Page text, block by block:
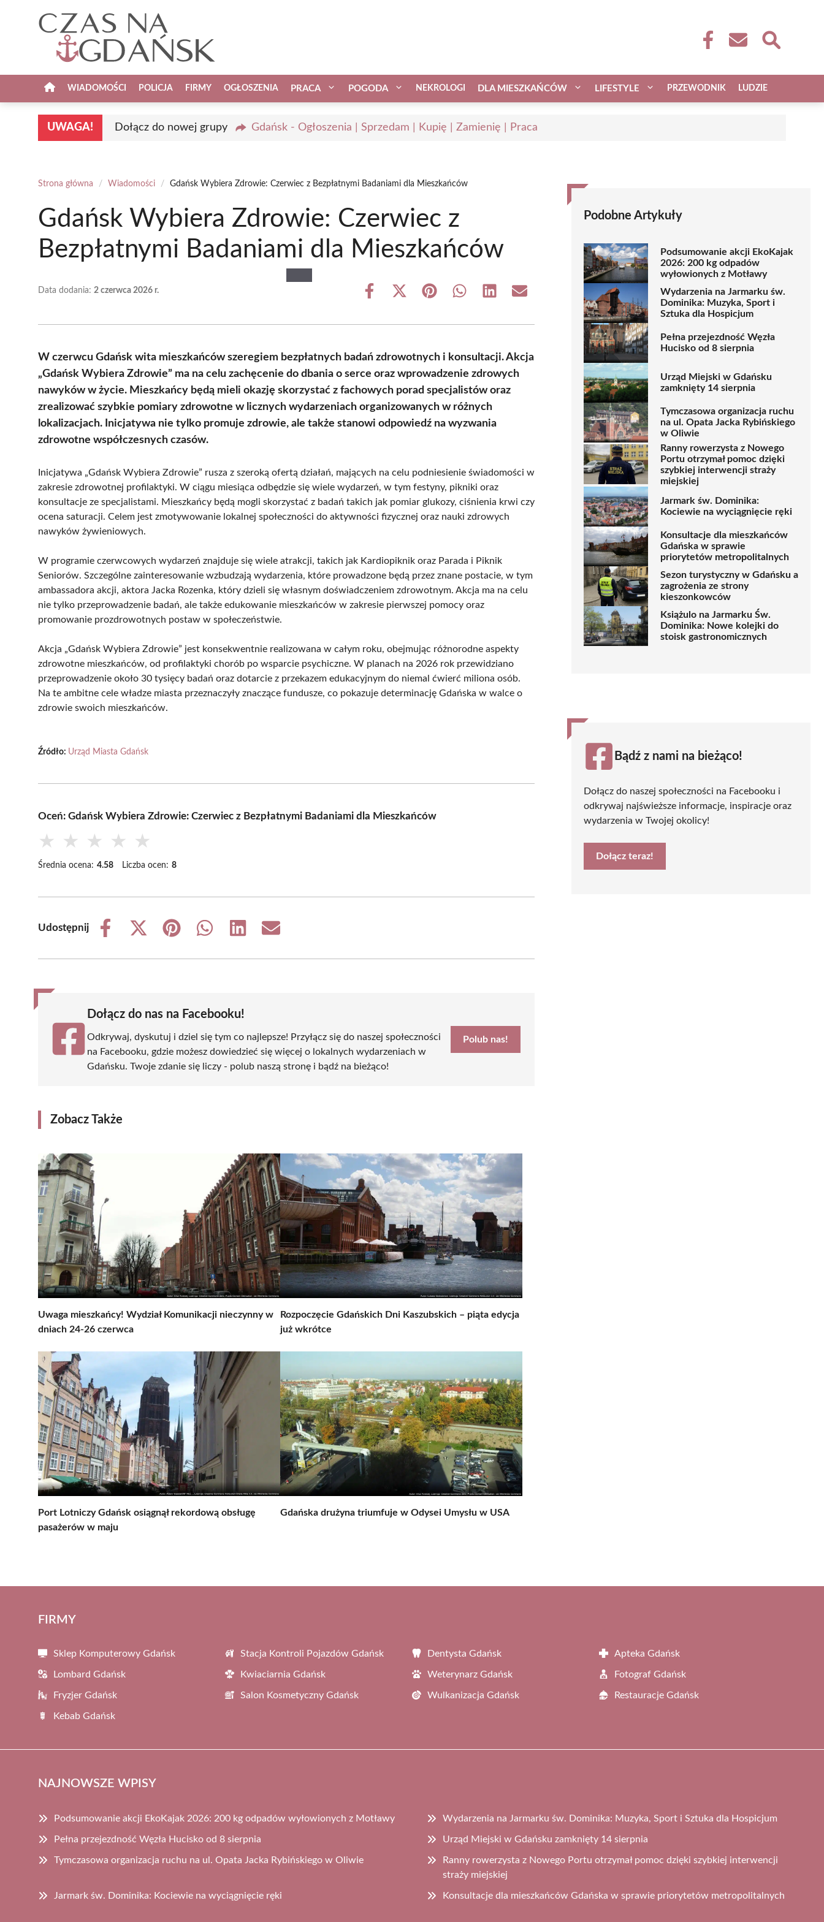
WIADOMOŚCI POLICJA FIRMY OGŁOSZENIA PRACA POGODA NEKROLOGI DLA MIESZKAŃCÓW LIFESTYLE PRZEWODNIK LUDZIE
UWAGA! Dołącz do nowej grupy Gdańsk - Ogłoszenia | Sprzedam | Kupię | Zamienię | Praca
Strona główna / Wiadomości / Gdańsk Wybiera Zdrowie: Czerwiec z Bezpłatnymi Badaniami dla Mieszkańców
Gdańsk Wybiera Zdrowie: Czerwiec z
Bezpłatnymi Badaniami dla Mieszkańców
Data dodania: 2 czerwca 2026 r.
Share
Share
(Twitter)
Share Share Share Share
W czerwcu Gdańsk wita mieszkańców szeregiem bezpłatnych badań zdrowotnych i konsultacji. Akcja
„Gdańsk Wybiera Zdrowie” ma na celu zachęcenie do dbania o serce oraz wprowadzenie zdrowych
nawyków w życie. Mieszkańcy będą mieli okazję skorzystać z fachowych porad specjalistów oraz
zrealizować szybkie pomiary zdrowotne w licznych wydarzeniach organizowanych w różnych
lokalizacjach. Inicjatywa nie tylko promuje zdrowie, ale także stanowi odpowiedź na wyzwania
zdrowotne współczesnych czasów.
Inicjatywa „Gdańsk Wybiera Zdrowie” rusza z szeroką ofertą działań, mających na celu podniesienie świadomości w
zakresie zdrowotnej profilaktyki. W ciągu miesiąca odbędzie się wiele wydarzeń, w tym festyny, pikniki oraz
konsultacje ze specjalistami. Mieszkańcy będą mogli skorzystać z badań takich jak pomiar glukozy, ciśnienia krwi czy
ocena saturacji. Celem jest zmotywowanie lokalnej społeczności do aktywności fizycznej oraz nauki zdrowych
nawyków żywieniowych.
W programie czerwcowych wydarzeń znajduje się wiele atrakcji, takich jak Kardiopiknik oraz Parada i Piknik
Seniorów. Szczególne zainteresowanie wzbudzają wydarzenia, które prowadzone będą przez znane postacie, w tym
ambassadora akcji, aktora Jacka Rozenka, który dzieli się własnym doświadczeniem zdrowotnym. Akcja ma na celu
nie tylko przeprowadzenie badań, ale także edukowanie mieszkańców w zakresie pierwszej pomocy oraz
promowanie prozdrowotnych postaw w społeczeństwie.
Akcja „Gdańsk Wybiera Zdrowie” jest konsekwentnie realizowana w całym roku, obejmując różnorodne aspekty
zdrowotne mieszkańców, od profilaktyki chorób po wsparcie psychiczne. W planach na 2026 rok przewidziano
przeprowadzenie około 30 tysięcy badań oraz dotarcie z przekazem edukacyjnym do niemal ćwierć miliona osób.
Na te ambitne cele władze miasta przeznaczyły znaczące fundusze, co pokazuje determinację Gdańska w walce o
zdrowie swoich mieszkańców.
Źródło: Urząd Miasta Gdańsk
Oceń: Gdańsk Wybiera Zdrowie: Czerwiec z Bezpłatnymi Badaniami dla Mieszkańców
★ ★ ★ ★ ★
Średnia ocena: 4.58 Liczba ocen: 8
Udostępnij
Share
Share
(Twitter)
Share
Share
Share
Share
Dołącz do nas na Facebooku!
Odkrywaj, dyskutuj i dziel się tym co najlepsze! Przyłącz się do naszej społeczności
na Facebooku, gdzie możesz dowiedzieć się więcej o lokalnych wydarzeniach w
Gdańsku. Twoje zdanie się liczy - polub naszą stronę i bądź na bieżąco!
Polub nas!
Zobacz Także
Uwaga mieszkańcy! Wydział Komunikacji nieczynny w
dniach 24-26 czerwca
Rozpoczęcie Gdańskich Dni Kaszubskich – piąta edycja
już wkrótce
Port Lotniczy Gdańsk osiągnął rekordową obsługę
pasażerów w maju
Gdańska drużyna triumfuje w Odysei Umysłu w USA
Podobne Artykuły
Podsumowanie akcji EkoKajak
2026: 200 kg odpadów
wyłowionych z Motławy
Wydarzenia na Jarmarku św.
Dominika: Muzyka, Sport i
Sztuka dla Hospicjum
Pełna przejezdność Węzła
Hucisko od 8 sierpnia
Urząd Miejski w Gdańsku
zamknięty 14 sierpnia
Tymczasowa organizacja ruchu
na ul. Opata Jacka Rybińskiego
w Oliwie
Ranny rowerzysta z Nowego
Portu otrzymał pomoc dzięki
szybkiej interwencji straży
miejskiej
Jarmark św. Dominika:
Kociewie na wyciągnięcie ręki
Konsultacje dla mieszkańców
Gdańska w sprawie
priorytetów metropolitalnych
Sezon turystyczny w Gdańsku a
zagrożenia ze strony
kieszonkowców
Książulo na Jarmarku Św.
Dominika: Nowe kolejki do
stoisk gastronomicznych
Bądź z nami na bieżąco!
Dołącz do naszej społeczności na Facebooku i
odkrywaj najświeższe informacje, inspiracje oraz
wydarzenia w Twojej okolicy!
Dołącz teraz!
FIRMY
Sklep Komputerowy Gdańsk Stacja Kontroli Pojazdów Gdańsk Dentysta Gdańsk Apteka Gdańsk
Lombard Gdańsk Kwiaciarnia Gdańsk Weterynarz Gdańsk Fotograf Gdańsk
Fryzjer Gdańsk Salon Kosmetyczny Gdańsk Wulkanizacja Gdańsk Restauracje Gdańsk
Kebab Gdańsk
NAJNOWSZE WPISY
Podsumowanie akcji EkoKajak 2026: 200 kg odpadów wyłowionych z Motławy Wydarzenia na Jarmarku św. Dominika: Muzyka, Sport i Sztuka dla Hospicjum
Pełna przejezdność Węzła Hucisko od 8 sierpnia Urząd Miejski w Gdańsku zamknięty 14 sierpnia
Tymczasowa organizacja ruchu na ul. Opata Jacka Rybińskiego w Oliwie
Ranny rowerzysta z Nowego Portu otrzymał pomoc dzięki szybkiej interwencji
straży miejskiej
Jarmark św. Dominika: Kociewie na wyciągnięcie ręki Konsultacje dla mieszkańców Gdańska w sprawie priorytetów metropolitalnych